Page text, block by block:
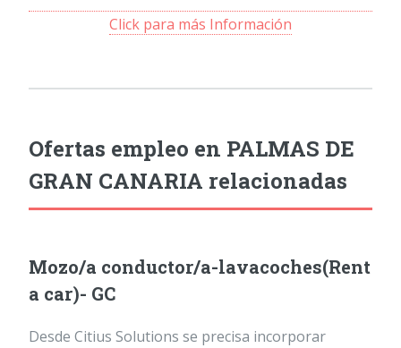
Click para más Información
Ofertas empleo en PALMAS DE
GRAN CANARIA relacionadas
Mozo/a conductor/a-lavacoches(Rent
a car)- GC
Desde Citius Solutions se precisa incorporar